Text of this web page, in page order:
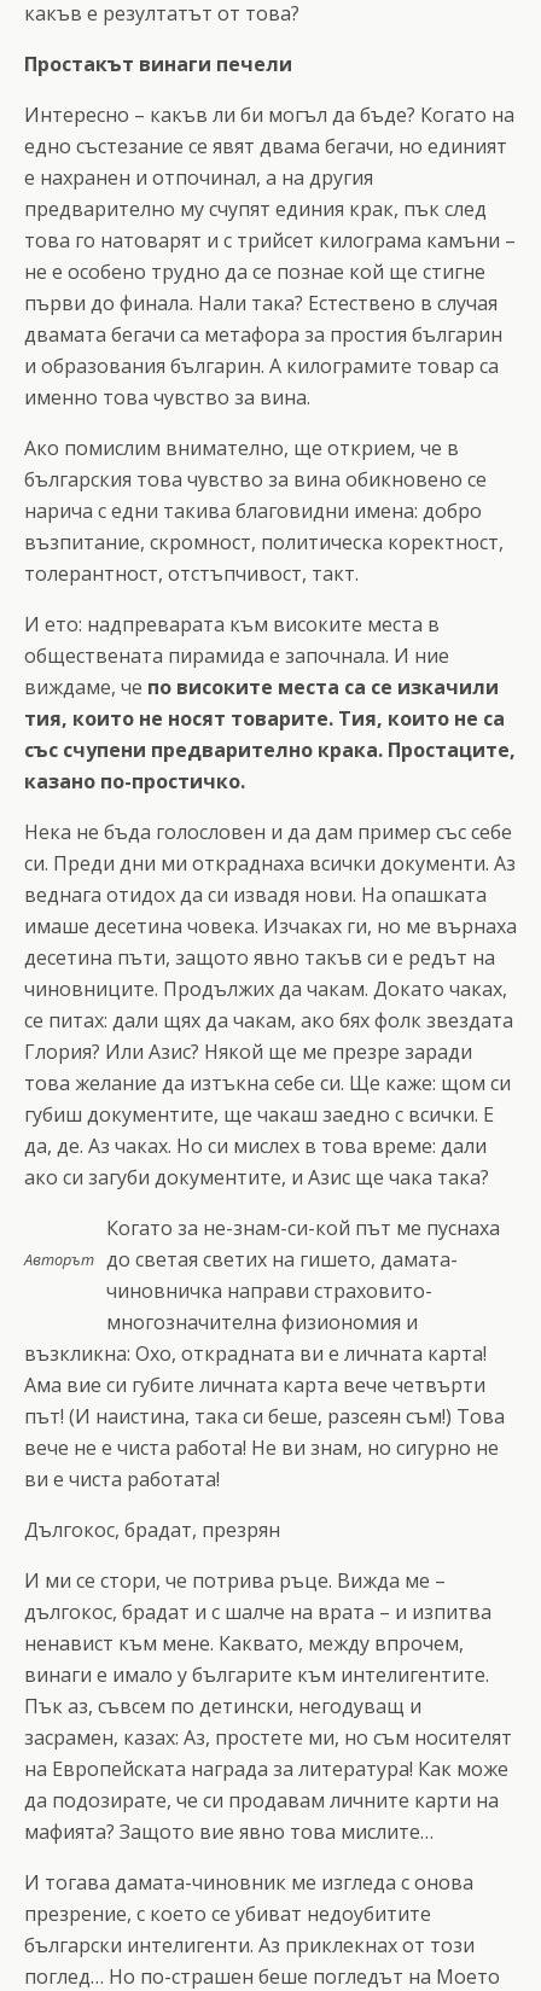
какъв е резултатът от това?
Простакът винаги печели
Интересно – какъв ли би могъл да бъде? Когато на
едно състезание се явят двама бегачи, но единият
е нахранен и отпочинал, а на другия
предварително му счупят единия крак, пък след
това го натоварят и с трийсет килограма камъни –
не е особено трудно да се познае кой ще стигне
първи до финала. Нали така? Естествено в случая
двамата бегачи са метафора за простия българин
и образования българин. А килограмите товар са
именно това чувство за вина.
Ако помислим внимателно, ще открием, че в
българския това чувство за вина обикновено се
нарича с едни такива благовидни имена: добро
възпитание, скромност, политическа коректност,
толерантност, отстъпчивост, такт.
И ето: надпреварата към високите места в
обществената пирамида е започнала. И ние
виждаме, че по високите места са се изкачили
тия, които не носят товарите. Тия, които не са
със счупени предварително крака. Простаците,
казано по-простичко.
Нека не бъда голословен и да дам пример със себе
си. Преди дни ми откраднаха всички документи. Аз
веднага отидох да си извадя нови. На опашката
имаше десетина човека. Изчаках ги, но ме върнаха
десетина пъти, защото явно такъв си е редът на
чиновниците. Продължих да чакам. Докато чаках,
се питах: дали щях да чакам, ако бях фолк звездата
Глория? Или Азис? Някой ще ме презре заради
това желание да изтъкна себе си. Ще каже: щом си
губиш документите, ще чакаш заедно с всички. Е
да, де. Аз чаках. Но си мислех в това време: дали
ако си загуби документите, и Азис ще чака така?
Авторът
Когато за не-знам-си-кой път ме пуснаха
до светая светих на гишето, дамата-
чиновничка направи страховито-
многозначителна физиономия и
възкликна: Охо, открадната ви е личната карта!
Ама вие си губите личната карта вече четвърти
път! (И наистина, така си беше, разсеян съм!) Това
вече не е чиста работа! Не ви знам, но сигурно не
ви е чиста работата!
Дългокос, брадат, презрян
И ми се стори, че потрива ръце. Вижда ме –
дългокос, брадат и с шалче на врата – и изпитва
ненавист към мене. Каквато, между впрочем,
винаги е имало у българите към интелигентите.
Пък аз, съвсем по детински, негодуващ и
засрамен, казах: Аз, простете ми, но съм носителят
на Европейската награда за литература! Как може
да подозирате, че си продавам личните карти на
мафията? Защото вие явно това мислите…
И тогава дамата-чиновник ме изгледа с онова
презрение, с което се убиват недоубитите
български интелигенти. Аз приклекнах от този
поглед… Но по-страшен беше погледът на Моето